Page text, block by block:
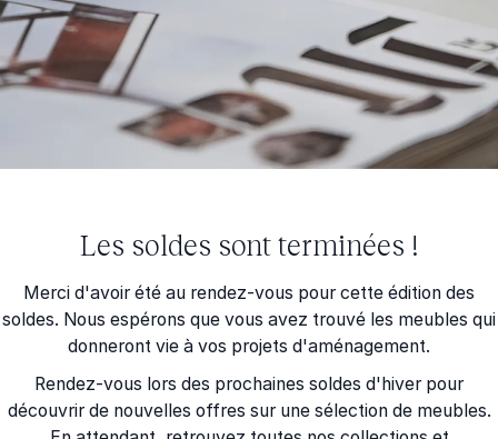
Les soldes sont terminées !
Merci d'avoir été au rendez-vous pour cette édition des
soldes. Nous espérons que vous avez trouvé les meubles qui
donneront vie à vos projets d'aménagement.
Rendez-vous lors des prochaines soldes d'hiver pour
découvrir de nouvelles offres sur une sélection de meubles.